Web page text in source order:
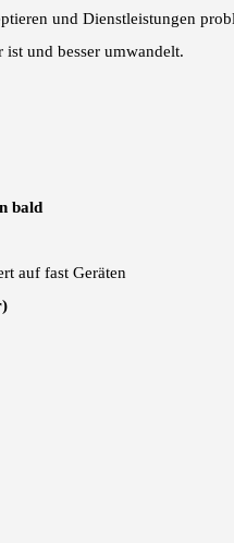
und Dienstleistungen
und besser umwandelt.
bald
auf fast Geräten